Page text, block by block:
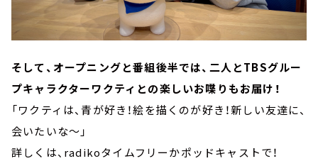
そして、オープニングと番組後半では、二人とTBSグルー
プキャラクターワクティとの楽しいお喋りもお届け！
「ワクティは、青が好き！絵を描くのが好き！新しい友達に、
会いたいな～」
詳しくは、radikoタイムフリーかポッドキャストで！